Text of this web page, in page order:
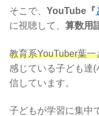
そこで、 YouTube『
に視聴して、 算数用
教育系YouTuber葉一
感じている子ども達
信しています。
子どもが学習に集中